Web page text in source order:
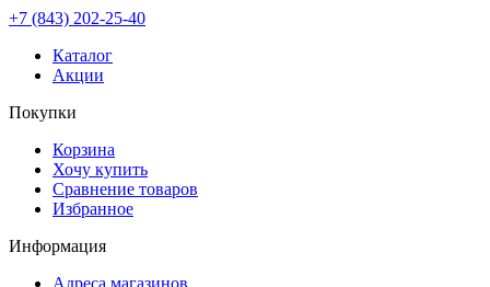
+7 (843) 202-25-40
Каталог
Акции
Покупки
Корзина
Хочу купить
Сравнение товаров
Избранное
Информация
Адреса магазинов